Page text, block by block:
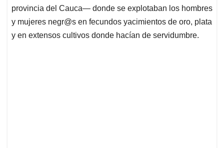
provincia del Cauca— donde se explotaban los hombres
y mujeres negr@s en fecundos yacimientos de oro, plata
y en extensos cultivos donde hacían de servidumbre.